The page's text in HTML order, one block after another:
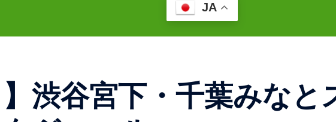
JA
】渋谷宮下・千葉みなと